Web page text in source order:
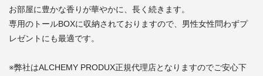
お部屋に豊かな香りが華やかに、長く続きます。
専用のトールBOXに収納されておりますので、男性女性問わずプ
レゼントにも最適です。
※弊社はALCHEMY PRODUX正規代理店となりますのでご安心下